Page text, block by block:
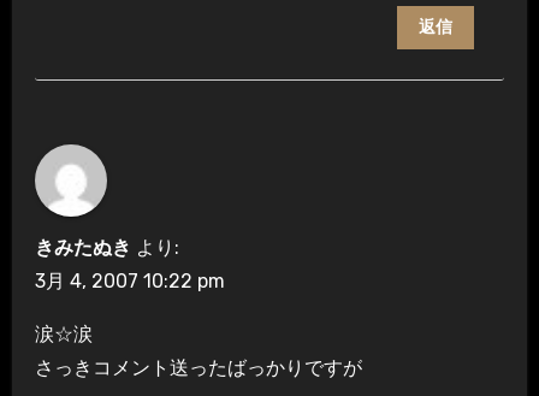
返信
きみたぬき より:
3月 4, 2007 10:22 pm
涙☆涙
さっきコメント送ったばっかりですが